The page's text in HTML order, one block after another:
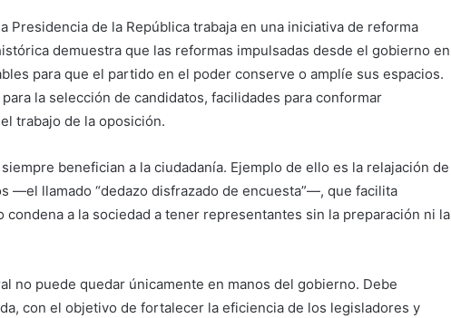
Presidencia de la República trabaja en una iniciativa de reforma
demuestra que las reformas impulsadas desde el gobierno en
para que el partido en el poder conserve o amplíe sus espacios.
la selección de candidatos, facilidades para conformar
trabajo de la oposición.
benefician a la ciudadanía. Ejemplo de ello es la relajación de
—el llamado “dedazo disfrazado de encuesta”—, que facilita
a la sociedad a tener representantes sin la preparación ni la
no puede quedar únicamente en manos del gobierno. Debe
con el objetivo de fortalecer la eficiencia de los legisladores y